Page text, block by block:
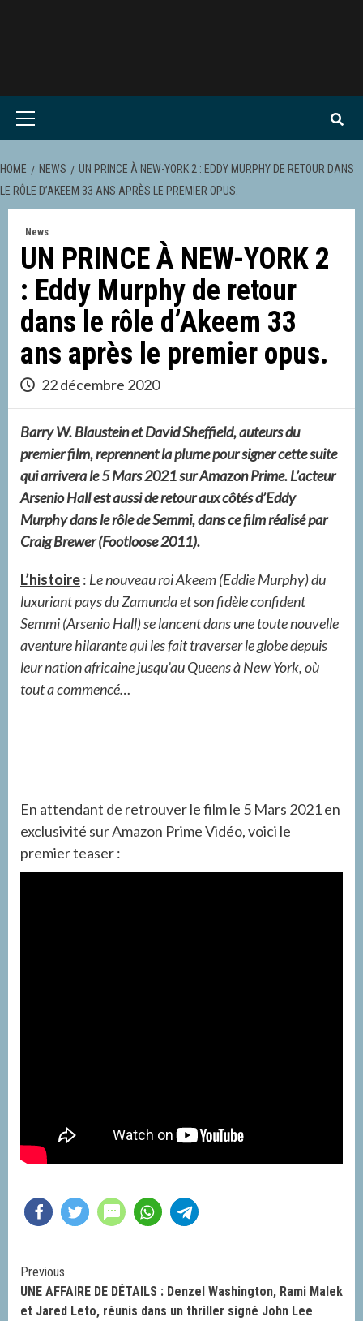
Primary
HOME NEWS
UN PRINCE À NEW-YORK 2 : EDDY MURPHY DE RETOUR DANS
LE RÔLE D’AKEEM 33 ANS APRÈS LE PREMIER OPUS.
News
UN PRINCE À NEW-YORK 2
: Eddy Murphy de retour
dans le rôle d’Akeem 33
ans après le premier opus.
22 décembre 2020
Barry W. Blaustein et David Sheffield, auteurs du
premier film, reprennent la plume pour signer cette suite
qui arrivera le 5 Mars 2021 sur Amazon Prime. L’acteur
Arsenio Hall est aussi de retour aux côtés d’Eddy
Murphy dans le rôle de Semmi, dans ce film réalisé par
Craig Brewer (Footloose 2011).
L’histoire: Le nouveau roi Akeem (Eddie Murphy) du
luxuriant pays du Zamunda et son fidèle confident
Semmi (Arsenio Hall) se lancent dans une toute nouvelle
aventure hilarante qui les fait traverser le globe depuis
leur nation africaine jusqu’au Queens à New York, où
tout a commencé…
En attendant de retrouver le film le 5 Mars 2021 en
exclusivité sur Amazon Prime Vidéo, voici le
premier teaser :
Continue
Reading
Previous
UNE AFFAIRE DE DÉTAILS : Denzel Washington, Rami Malek
et Jared Leto, réunis dans un thriller signé John Lee